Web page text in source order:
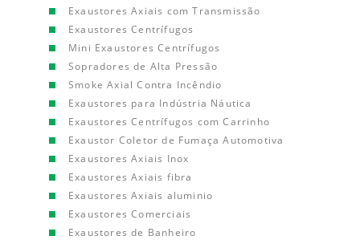
Exaustores Axiais com Transmissão
Exaustores Centrífugos
Mini Exaustores Centrífugos
Sopradores de Alta Pressão
Smoke Axial Contra Incêndio
Exaustores para Indústria Náutica
Exaustores Centrífugos com Carrinho
Exaustor Coletor de Fumaça Automotiva
Exaustores Axiais Inox
Exaustores Axiais fibra
Exaustores Axiais aluminio
Exaustores Comerciais
Exaustores de Banheiro